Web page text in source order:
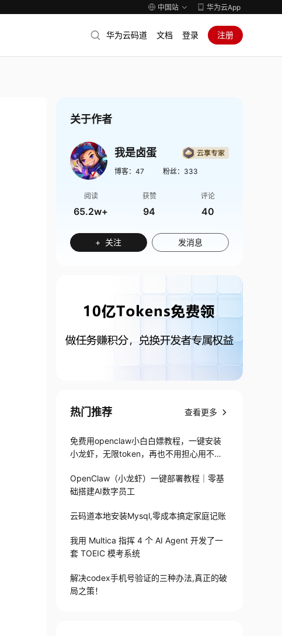
中国站 华为云App
华为云码道 文档 登录 注册
关于作者
我是卤蛋
博客： 47 粉丝： 333
阅读
65.2w+
获赞
94
评论
40
+ 关注 发消息
热门推荐 查看更多
免费用openclaw小白白嫖教程，一键安装
小龙虾，无限token，再也不用担心用不起
OpenClaw（小龙虾）一键部署教程｜零基
础搭建AI数字员工
云码道本地安装Mysql,零成本搞定家庭记账
我用 Multica 指挥 4 个 AI Agent 开发了一
套 TOEIC 模考系统
解决codex手机号验证的三种办法,真正的破
局之策！